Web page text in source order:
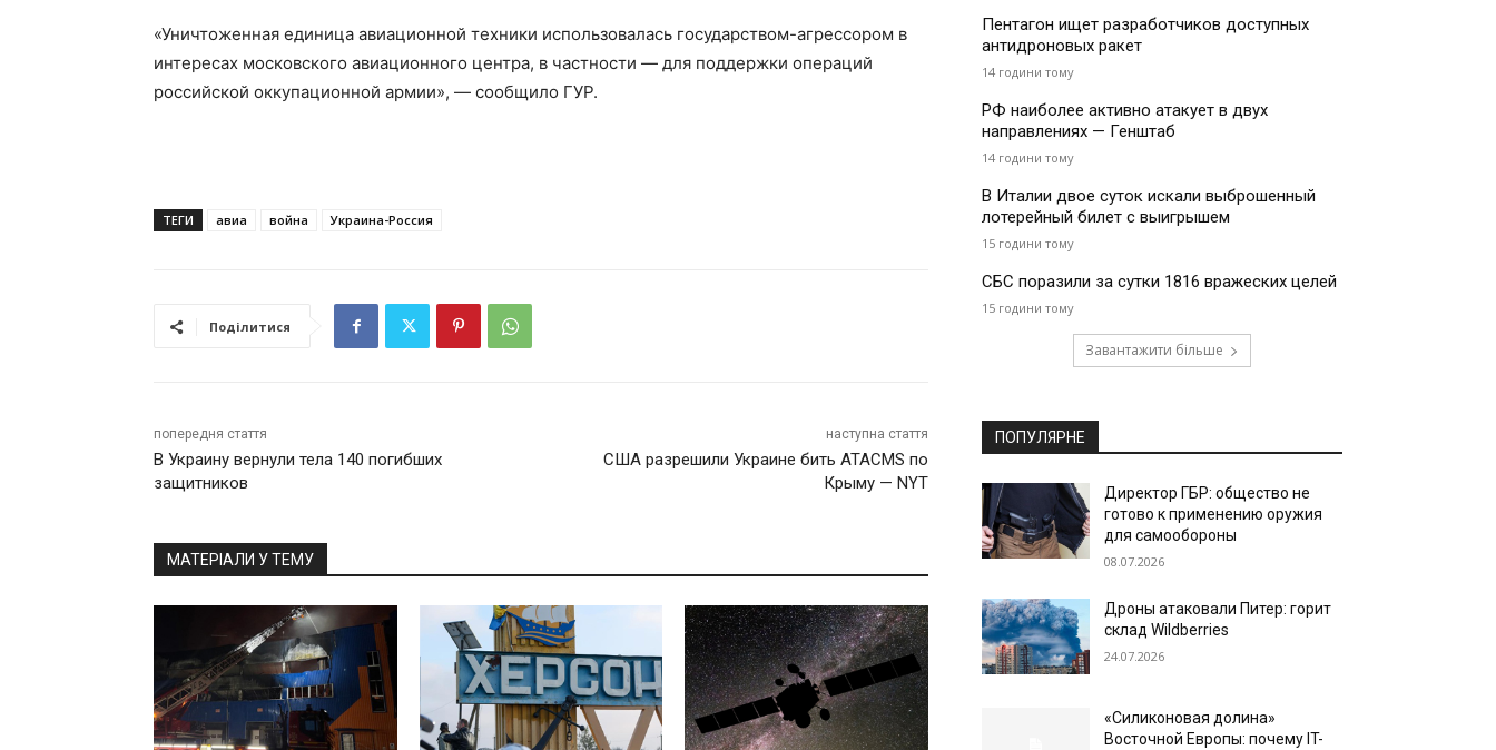
«Уничтоженная единица авиационной техники использовалась государством-агрессором в
интересах московского авиационного центра, в частности — для поддержки операций
российской оккупационной армии», — сообщило ГУР.
ТЕГИ авиа война Украина-Россия
Поділитися
попередня стаття
В Украину вернули тела 140 погибших
защитников
наступна стаття
США разрешили Украине бить ATACMS по
Крыму — NYT
МАТЕРІАЛИ У ТЕМУ
Пентагон ищет разработчиков доступных
антидроновых ракет
14 години тому
РФ наиболее активно атакует в двух
направлениях — Генштаб
14 години тому
В Италии двое суток искали выброшенный
лотерейный билет с выигрышем
15 години тому
СБС поразили за сутки 1816 вражеских целей
15 години тому
Завантажити більше
ПОПУЛЯРНЕ
Директор ГБР: общество не
готово к применению оружия
для самообороны
08.07.2026
Дроны атаковали Питер: горит
склад Wildberries
24.07.2026
«Силиконовая долина»
Восточной Европы: почему IT-